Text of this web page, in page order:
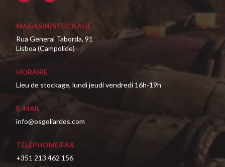
MAGASIN/STOCKAGE
Rua General Taborda, 91
Lisboa (Campolide)
HORAIRE
Lieu de stockage, lundi jeudi vendredi 16h-19h
E-MAIL
info@osgoliardos.com
TÉLÉPHONE/FAX
+351 213 462 156